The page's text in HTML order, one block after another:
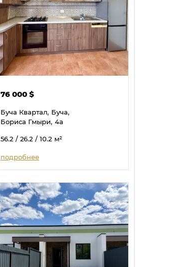
76 000 $
Буча Квартал, Буча,
Бориса Гмыри, 4а
56.2 / 26.2 / 10.2 м²
подробнее